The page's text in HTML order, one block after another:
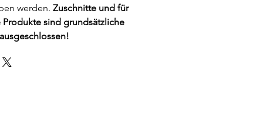
werden. Zuschnitte und für
sind grundsätzliche